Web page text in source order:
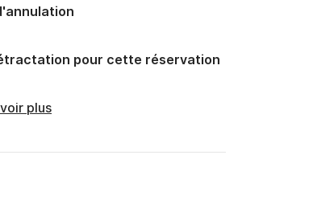
pour cette réservation
plus